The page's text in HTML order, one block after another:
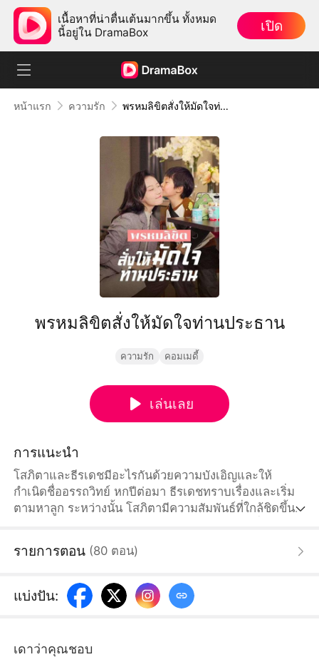
เนื้อหาที่น่าตื่นเต้นมากขึ้น ทั้งหมด
นี้อยู่ใน DramaBox
เปิด
หน้าแรก ความรัก พรหมลิขิตสั่งให้มัดใจท่านประธาน
พรหมลิขิตสั่งให้มัดใจท่านประธาน
ความรัก คอมเมดี้
เล่นเลย
การแนะนำ
โสภิตาและธีรเดชมีอะไรกันด้วยความบังเอิญและให้
กำเนิดชื่ออรรถวิทย์ หกปีต่อมา ธีรเดชทราบเรื่องและเริ่ม
ตามหาลูก ระหว่างนั้น โสภิตามีความสัมพันธ์ที่ใกล้ชิดขึ้น
รายการตอน (80 ตอน)
แบ่งปัน:
เดาว่าคุณชอบ